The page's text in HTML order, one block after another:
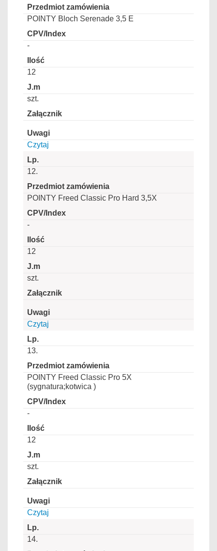
POINTY Bloch Serenade 3,5 E
-
12
szt.
Czytaj
12.
POINTY Freed Classic Pro Hard 3,5X
-
12
szt.
Czytaj
13.
POINTY Freed Classic Pro 5X
(sygnatura;kotwica )
-
12
szt.
Czytaj
14.